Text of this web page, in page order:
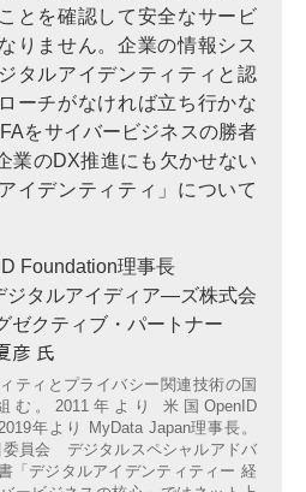
とを確認して安全なサービ
りません。企業の情報シス
タルアイデンティティと認
ーチがなければ立ち行かな
をサイバービジネスの勝者
業のDX推進にも欠かせない
イデンティティ」について
Foundation理事長
ジタルアイディア―ズ株式会
ゼクティブ・パートナー
彦 氏
ティとプライバシー関連技術の国
む。2011年より 米国OpenID
年より MyData Japan理事長。
委員会 デジタルスペシャルアドバ
「デジタルアイデンティティー 経